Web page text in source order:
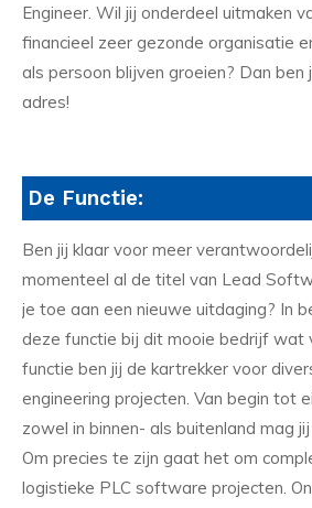
Engineer. Wil jij onderdeel uitmaken
financieel zeer gezonde organisatie
als persoon blijven groeien? Dan ben
adres!
De Functie:
Ben jij klaar voor meer
momenteel al de titel van Lead
je toe aan een nieuwe uitdaging? In
deze functie bij dit mooie bedrijf wat
functie ben jij de kartrekker voor
engineering projecten. Van begin tot
zowel in binnen- als buitenland mag
Om precies te zijn gaat het om
logistieke PLC software projecten.